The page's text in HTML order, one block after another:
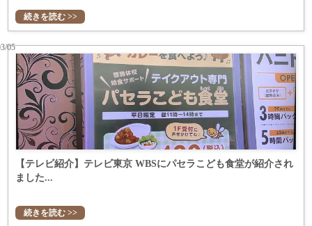
続きを読む >>
【テレビ紹介】テレビ東京 WBSにパセラこども食堂が紹介され
ました...
05
続きを読む >>